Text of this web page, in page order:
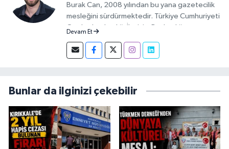
Burak Can, 2008 yılından bu yana gazetecilik
mesleğini sürdürmektedir. Türkiye Cumhuriyeti
Cumhurbaşkanlığı İletişim Başkanlığı
2026 yılları arasında Demirören Haber Ajansı
(DHA) Kırıkkale Muhabiri olarak görev yapan
olarak sürdürmektedir.
Devam Et
Bunlar da ilginizi çekebilir